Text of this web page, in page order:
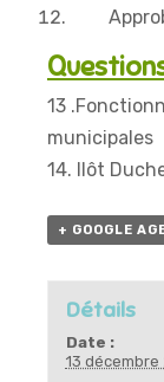
13
municipales
14. Ilôt
+ GOOGLE
Détails
Date :
13 décembre